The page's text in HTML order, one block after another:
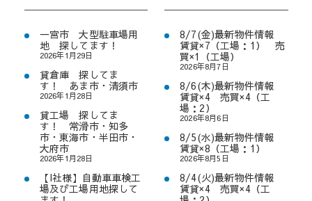
一宮市 大型駐車場用
地 探してます！
2026年1月29日
貸倉庫 探してま
す！ あま市・清須市
2026年1月28日
貸工場 探してま
す！ 常滑市・知多
市・東海市・半田市・
大府市
2026年1月28日
【I社様】自動車車検工
場及び工場用地探して
8/7(金)最新物件情報
賃貸×7（工場：1） 売
買×1（工場）
2026年8月7日
8/6(木)最新物件情報
賃貸×4 売買×4（工
場：2）
2026年8月6日
8/5(水)最新物件情報
賃貸×8（工場：1）
2026年8月5日
8/4(火)最新物件情報
賃貸×4 売買×4（工